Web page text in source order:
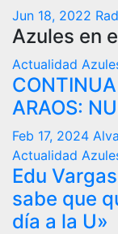
Jun 18, 2022
Azules en
Actualidad
ARAOS:
Feb 17, 2024
Actualidad
Edu
sabe que
día a la U»